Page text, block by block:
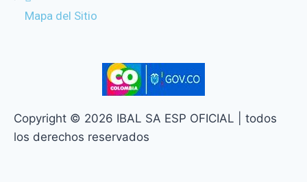
Mapa del Sitio
Copyright © 2026 IBAL SA ESP OFICIAL | todos
los derechos reservados